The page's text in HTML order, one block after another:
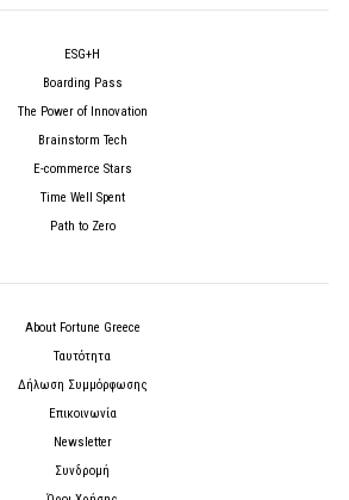
ESG+H
Boarding Pass
The Power of Innovation
Brainstorm Tech
E-commerce Stars
Time Well Spent
Path to Zero
About Fortune Greece
Ταυτότητα
Δήλωση Συμμόρφωσης
Επικοινωνία
Newsletter
Συνδρομή